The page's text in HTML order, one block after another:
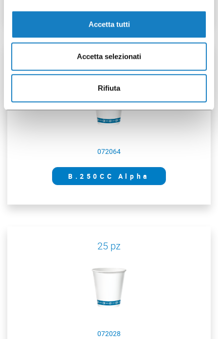
Accetta tutti
Accetta selezionati
Rifiuta
50 pz
072064
B.250CC Alpha
25 pz
072028